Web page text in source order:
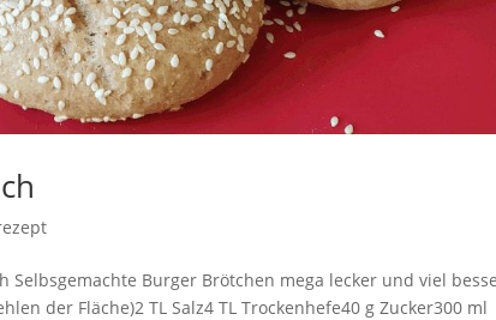
Burger Brötchen mega lecker und viel
der Fläche)2 TL Salz4 TL Trockenhefe40 g Zucker300 ml